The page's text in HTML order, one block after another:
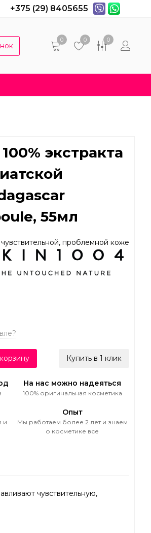
+375 (29) 8405655
0 0 0
экстракта
55мл
чувствительной, проблемной коже
Купить в 1 клик
На нас можно надеяться
100% оригинальная косметика
и
Опыт
Мы работаем более 2 лет и знаем
о косметике все
чувствительную,